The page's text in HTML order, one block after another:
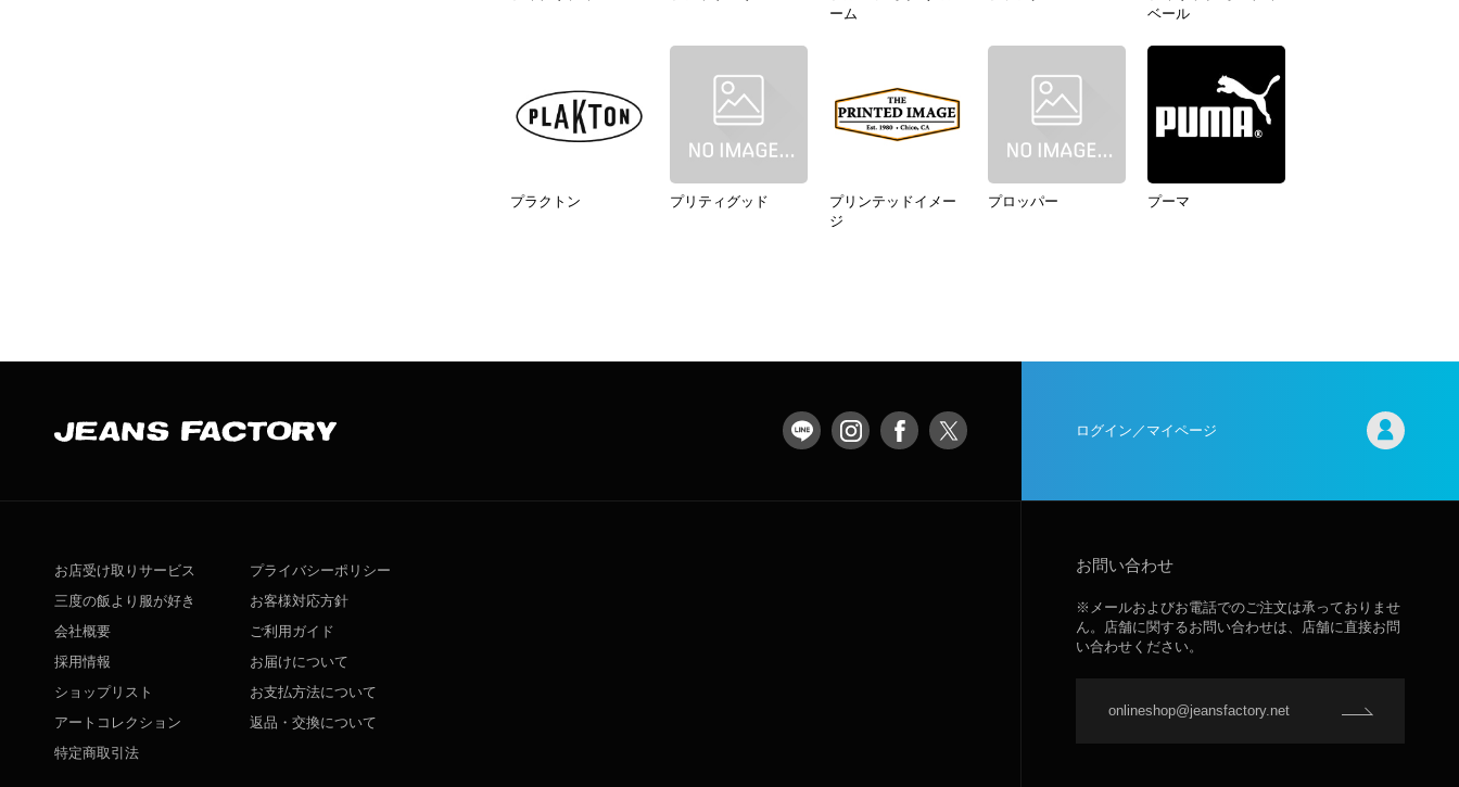
ーム
ベール
プラクトン プリティグッド
プリンテッドイメー
ジ
プロッパー プーマ
ログイン／マイページ
お店受け取りサービス
三度の飯より服が好き
会社概要
採用情報
ショップリスト
アートコレクション
特定商取引法
プライバシーポリシー
お客様対応方針
ご利用ガイド
お届けについて
お支払方法について
返品・交換について
お問い合わせ
※メールおよびお電話でのご注文は承っておりませ
ん。店舗に関するお問い合わせは、店舗に直接お問
い合わせください。
onlineshop@jeansfactory.net